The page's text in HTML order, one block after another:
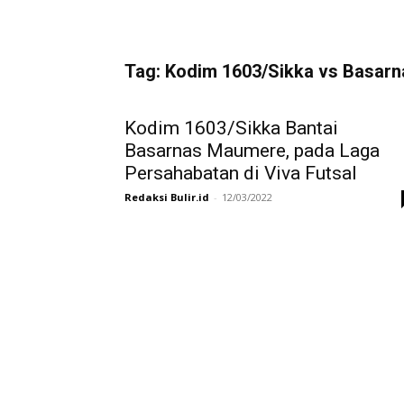
Tag: Kodim 1603/Sikka vs
Kodim 1603/Sikka Bantai
Basarnas Maumere, pada Laga
Persahabatan di Viva Futsal
Redaksi Bulir.id - 12/03/2022